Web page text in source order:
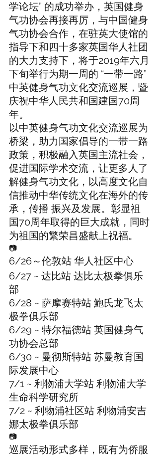
学论坛” 的成功举办，英国健身
气功协会再接再厉，与中国健身
气功协会合作，在驻英大使馆的
指导下和四十多家英国华人社团
的大力支持下，将于2019年六月
下旬举行为期一周的 “一带一路”
中英健身气功文化交流巡展，暨
庆祝中华人民共和国建国70周
年。
以中英健身气功文化交流巡展为
桥梁，助力国家倡导的一带一路
政策，积极融入英国主流社会，
促进国际学术交流，让更多人了
解健身气功文化，以高度文化自
信推动中华传统文化在海外的传
承，传播 振兴及发展。彰显祖
国70周年取得的巨大成就，同时
为祖国的繁荣昌盛献上祝福。
📷
6/26～伦敦站 华人社区中心
6/27 ~ 达比站 达比太极拳俱乐
部
6/28 ~ 萨摩赛特站 鮑氏龙飞太
极拳俱乐部
6/29 ~ 特尔福德站 英国健身气
功协会总部
6/30 ~ 曼彻斯特站 苏曼教育国
际发展中心
7/1 ~ 利物浦大学站 利物浦大学
生命科学研究所
7/2 ~ 利物浦社区站 利物浦安吉
娜太极拳俱乐部
📷
巡展活动形式多样，既有为侨服